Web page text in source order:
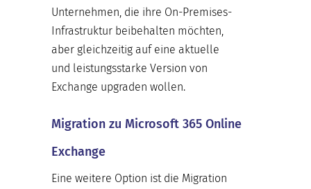
Unternehmen, die ihre On-Premises-
Infrastruktur beibehalten möchten,
aber gleichzeitig auf eine aktuelle
und leistungsstarke Version von
Exchange upgraden wollen.
Migration zu Microsoft 365 Online
Exchange
Eine weitere Option ist die Migration